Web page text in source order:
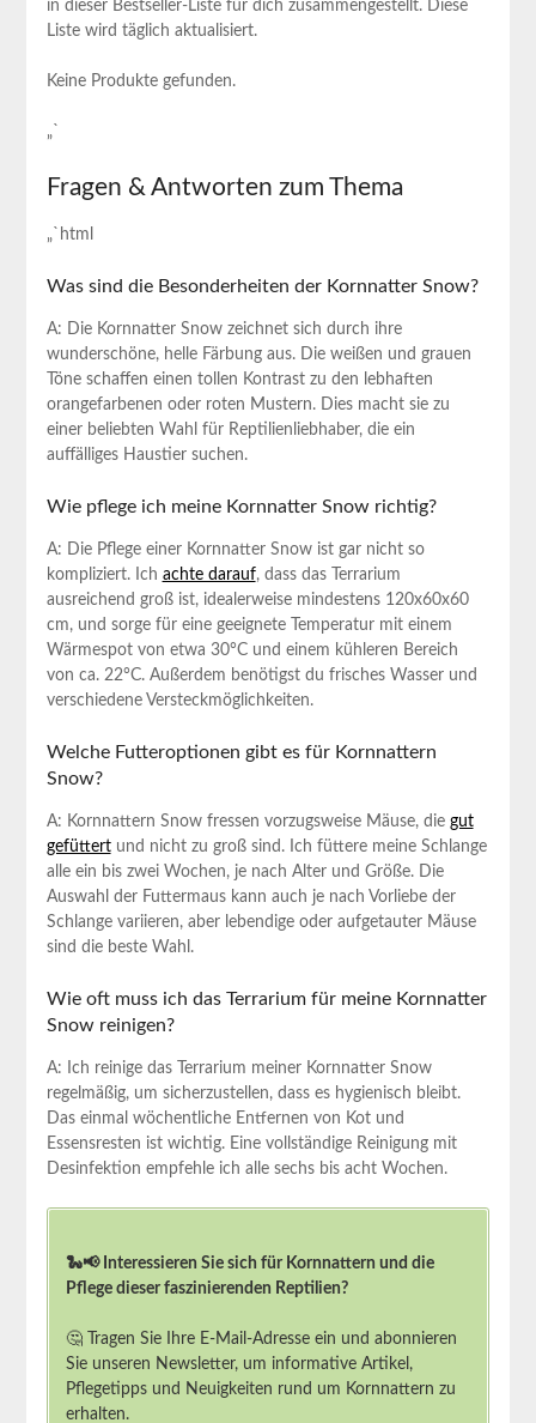
in dieser Bestseller-Liste für ​dich zusammengestellt. Diese⁤
Liste wird⁤ täglich aktualisiert.​
Keine Produkte gefunden.
„` ⁢
Fragen & Antworten zum Thema
„`html
Was sind ​die ⁤Besonderheiten der Kornnatter Snow?
A: Die​ Kornnatter Snow zeichnet sich ⁢durch ihre
wunderschöne, helle Färbung aus. Die weißen und grauen
Töne schaffen⁤ einen tollen Kontrast zu den lebhaften⁢
orangefarbenen oder roten Mustern.⁢ Dies ⁤macht ​sie‍ zu
einer beliebten Wahl für Reptilienliebhaber, die⁣ ein
auffälliges ⁣Haustier suchen.
Wie pflege ich meine Kornnatter ⁣Snow richtig?
A:⁣ Die Pflege einer Kornnatter Snow ist‌ gar nicht so
kompliziert. ⁤Ich achte darauf,⁤ dass das Terrarium
ausreichend groß ist,⁣ idealerweise‌ mindestens‌ 120x60x60
cm, und sorge für eine ​geeignete Temperatur mit‍ einem
Wärmespot von etwa⁤ 30°C und einem kühleren ⁢Bereich
von ca.⁣ 22°C. Außerdem ⁢benötigst du ⁤frisches Wasser und
verschiedene Versteckmöglichkeiten.
Welche Futteroptionen gibt ‌es für⁢ Kornnattern
Snow?
A:⁤ Kornnattern‌ Snow fressen vorzugsweise Mäuse,​ die gut
gefüttertund nicht zu ​groß sind.‌ Ich ⁢füttere meine Schlange
alle⁣ ein bis⁢ zwei Wochen, ⁣je nach Alter und Größe.‍ Die
Auswahl‍ der Futtermaus kann auch je nach Vorliebe der
Schlange ​variieren, ‌aber lebendige oder ⁣aufgetauter Mäuse‌
sind ⁤die beste Wahl.
Wie ​oft muss ich das Terrarium⁣ für meine Kornnatter
Snow reinigen?
A: Ich⁣ reinige‌ das Terrarium meiner Kornnatter⁢ Snow
regelmäßig, um ‌sicherzustellen, dass es ⁣hygienisch bleibt.⁣
Das‍ einmal wöchentliche Entfernen von Kot und
Essensresten ist wichtig. Eine vollständige Reinigung mit
Desinfektion⁤ empfehle⁣ ich⁤ alle sechs bis ⁤acht Wochen.
🐍📢 Interessieren Sie sich für Kornnattern und die
Pflege dieser faszinierenden Reptilien?
🤔 Tragen Sie Ihre E-Mail-Adresse ein und abonnieren
Sie unseren Newsletter, um informative Artikel,
Pflegetipps und Neuigkeiten rund um Kornnattern zu
erhalten.